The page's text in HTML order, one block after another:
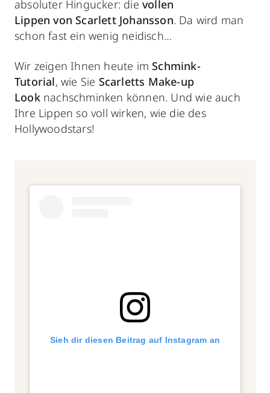
absoluter Hingucker: die vollen
Lippen von Scarlett Johansson. Da wird man
schon fast ein wenig neidisch…
Wir zeigen Ihnen heute im Schmink-
Tutorial, wie Sie Scarletts Make-up
Looknachschminken können. Und wie auch
Ihre Lippen so voll wirken, wie die des
Hollywoodstars!
Sieh dir diesen Beitrag auf Instagram an